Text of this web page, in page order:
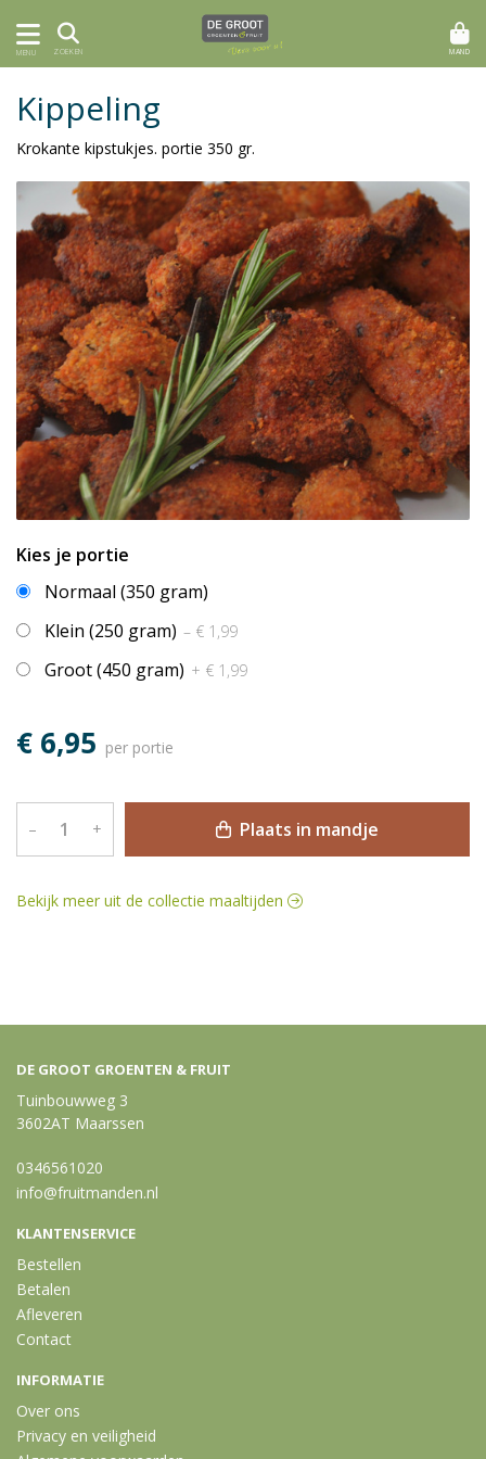
MENU ZOEKEN MAND
Kippeling
Krokante kipstukjes. portie 350 gr.
Kies je portie
Normaal (350 gram)
Klein (250 gram) – € 1,99
Groot (450 gram) + € 1,99
€ 6,95 per portie
– + Plaats in mandje
Bekijk meer uit de collectie maaltijden
DE GROOT GROENTEN & FRUIT
Tuinbouwweg 3
3602AT Maarssen
0346561020
info@fruitmanden.nl
KLANTENSERVICE
Bestellen
Betalen
Afleveren
Contact
INFORMATIE
Over ons
Privacy en veiligheid